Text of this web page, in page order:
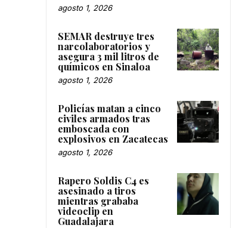
agosto 1, 2026
SEMAR destruye tres
narcolaboratorios y
asegura 3 mil litros de
químicos en Sinaloa
agosto 1, 2026
Policías matan a cinco
civiles armados tras
emboscada con
explosivos en Zacatecas
agosto 1, 2026
Rapero Soldis C4 es
asesinado a tiros
mientras grababa
videoclip en
Guadalajara